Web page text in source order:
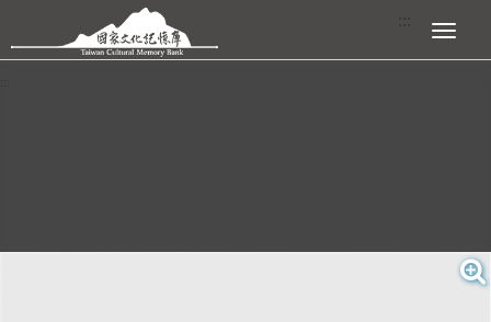
跳到主要內容區塊 展開選單